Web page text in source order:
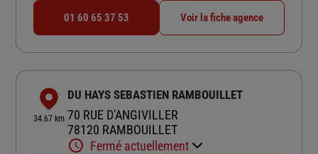
01 60 65 37 53 Voir la fiche agence
34.67 km
DU HAYS SEBASTIEN RAMBOUILLET
70 RUE D'ANGIVILLER
78120 RAMBOUILLET
Fermé actuellement